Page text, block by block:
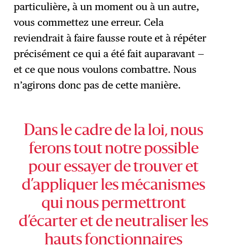
particulière, à un moment ou à un autre,
vous commettez une erreur. Cela
reviendrait à faire fausse route et à répéter
précisément ce qui a été fait auparavant —
et ce que nous voulons combattre. Nous
n’agirons donc pas de cette manière.
Dans le cadre de la loi, nous
ferons tout notre possible
pour essayer de trouver et
d’appliquer les mécanismes
qui nous permettront
d’écarter et de neutraliser les
hauts fonctionnaires